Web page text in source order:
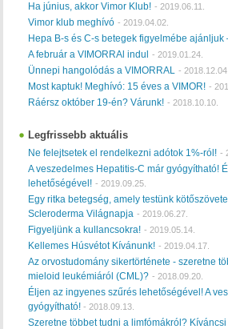
Ha június, akkor Vimor Klub! - 2019.06.11.
Vimor klub meghívó - 2019.04.02.
Hepa B-s és C-s betegek figyelmébe ajánljuk
A február a VIMORRAl indul - 2019.01.24.
Ünnepi hangolódás a VIMORRAL - 2018.12.04.
Most kaptuk! Meghívó: 15 éves a VIMOR! -
Ráérsz október 19-én? Várunk! - 2018.10.10.
Legfrissebb aktuális
Ne felejtsetek el rendelkezni adótok 1%-ról! -
A veszedelmes Hepatitis-C már gyógyítható!
lehetőségével! - 2019.09.25.
Egy ritka betegség, amely testünk
Scleroderma Világnapja - 2019.06.27.
Figyeljünk a kullancsokra! - 2019.05.14.
Kellemes Húsvétot Kívánunk! - 2019.04.17.
Az orvostudomány sikertörténete - szeretne
mieloid leukémiáról (CML)? - 2018.09.20.
Éljen az ingyenes szűrés lehetőségével! A
gyógyítható!- 2018.09.13.
Szeretne többet tudni a limfómákról?